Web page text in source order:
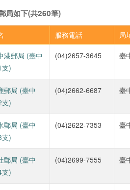
局如下(共260筆)
服務電話 局
港郵局 (臺中
支)
(04)2657-3645 臺
郵局 (臺中
支)
(04)2662-6687 臺
郵局 (臺中
支)
(04)2622-7353 臺
郵局 (臺中
支)
(04)2699-7555 臺